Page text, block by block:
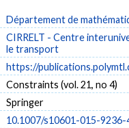
Département de
CIRRELT - Centre
le transport
https://
Constraints (vol. 21, no 4)
Springer
10.1007/s10601-015-9236-